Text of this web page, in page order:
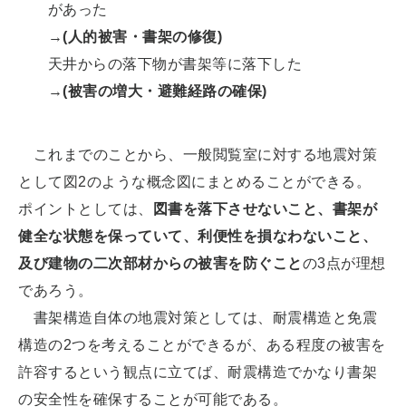
があった
→(人的被害・書架の修復)
天井からの落下物が書架等に落下した
→(被害の増大・避難経路の確保)
これまでのことから、一般閲覧室に対する地震対策
として図2のような概念図にまとめることができる。
ポイントとしては、
図書を落下させないこと、書架が
健全な状態を保っていて、利便性を損なわないこと、
及び建物の二次部材からの被害を防ぐことの3点が理想
であろう。
書架構造自体の地震対策としては、耐震構造と免震
構造の2つを考えることができるが、ある程度の被害を
許容するという観点に立てば、耐震構造でかなり書架
の安全性を確保することが可能である。